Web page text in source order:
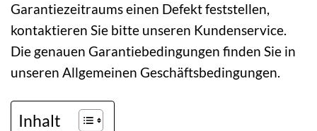
Garantiezeitraums einen Defekt feststellen,
kontaktieren Sie bitte unseren Kundenservice.
Die genauen Garantiebedingungen finden Sie in
unseren Allgemeinen Geschäftsbedingungen.
Inhalt